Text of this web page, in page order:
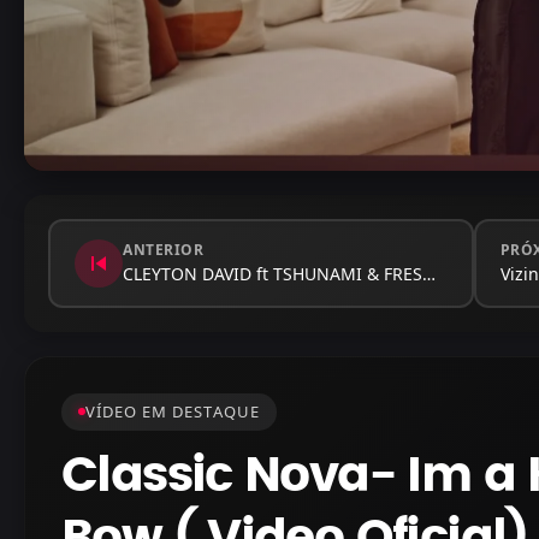
skip_previous ANTERIOR
CLEYTON DAVID ft TSHUNAMI & FRESHLOW…
VÍDEO EM DESTAQUE
Classic Nova- Im a